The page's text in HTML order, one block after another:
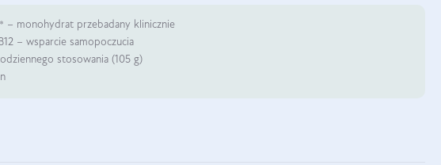
– monohydrat przebadany klinicznie
– wsparcie samopoczucia
stosowania (105 g)